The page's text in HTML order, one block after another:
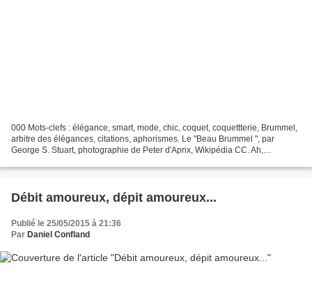
000 Mots-clefs : élégance, smart, mode, chic, coquet, coquettterie, Brummel,
arbitre des élégances, citations, aphorismes. Le "Beau Brummel ", par
George S. Stuart, photographie de Peter d'Aprix, Wikipédia CC. Ah,
Débit amoureux, dépit amoureux...
Publié le 25/05/2015 à 21:36
Par Daniel Confland